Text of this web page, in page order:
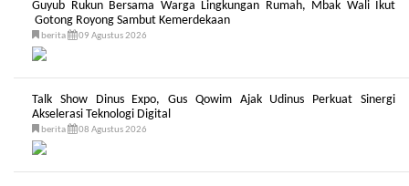
Guyub Rukun Bersama Warga Lingkungan Rumah, Mbak Wali Ikut
Gotong Royong Sambut Kemerdekaan
berita 09 Agustus 2026
Talk Show Dinus Expo, Gus Qowim Ajak Udinus Perkuat Sinergi
Akselerasi Teknologi Digital
berita 08 Agustus 2026